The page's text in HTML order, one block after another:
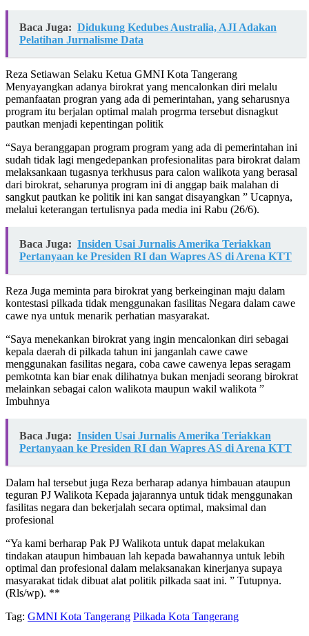
Baca Juga: Didukung Kedubes Australia, AJI Adakan
Pelatihan Jurnalisme Data
Reza Setiawan Selaku Ketua GMNI Kota Tangerang
Menyayangkan adanya birokrat yang mencalonkan diri melalu
pemanfaatan progran yang ada di pemerintahan, yang seharusnya
program itu berjalan optimal malah progrma tersebut disnagkut
pautkan menjadi kepentingan politik
“Saya beranggapan program program yang ada di pemerintahan ini
sudah tidak lagi mengedepankan profesionalitas para birokrat dalam
melaksankaan tugasnya terkhusus para calon walikota yang berasal
dari birokrat, seharunya program ini di anggap baik malahan di
sangkut pautkan ke politik ini kan sangat disayangkan ” Ucapnya,
melalui keterangan tertulisnya pada media ini Rabu (26/6).
Baca Juga: Insiden Usai Jurnalis Amerika Teriakkan
Pertanyaan ke Presiden RI dan Wapres AS di Arena KTT
Reza Juga meminta para birokrat yang berkeinginan maju dalam
kontestasi pilkada tidak menggunakan fasilitas Negara dalam cawe
cawe nya untuk menarik perhatian masyarakat.
“Saya menekankan birokrat yang ingin mencalonkan diri sebagai
kepala daerah di pilkada tahun ini janganlah cawe cawe
menggunakan fasilitas negara, coba cawe cawenya lepas seragam
pemkotnta kan biar enak dilihatnya bukan menjadi seorang birokrat
melainkan sebagai calon walikota maupun wakil walikota ”
Imbuhnya
Baca Juga: Insiden Usai Jurnalis Amerika Teriakkan
Pertanyaan ke Presiden RI dan Wapres AS di Arena KTT
Dalam hal tersebut juga Reza berharap adanya himbauan ataupun
teguran PJ Walikota Kepada jajarannya untuk tidak menggunakan
fasilitas negara dan bekerjalah secara optimal, maksimal dan
profesional
“Ya kami berharap Pak PJ Walikota untuk dapat melakukan
tindakan ataupun himbauan lah kepada bawahannya untuk lebih
optimal dan profesional dalam melaksanakan kinerjanya supaya
masyarakat tidak dibuat alat politik pilkada saat ini. ” Tutupnya.
(Rls/wp). **
Tag: GMNI Kota Tangerang Pilkada Kota Tangerang